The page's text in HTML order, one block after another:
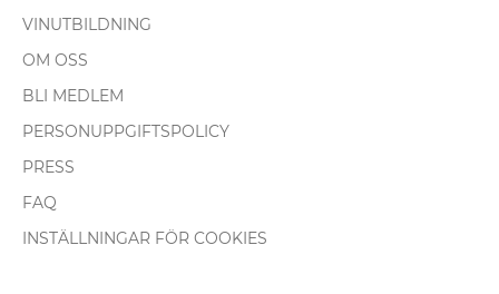
VINUTBILDNING
OM OSS
BLI MEDLEM
PERSONUPPGIFTSPOLICY
PRESS
FAQ
INSTÄLLNINGAR FÖR COOKIES